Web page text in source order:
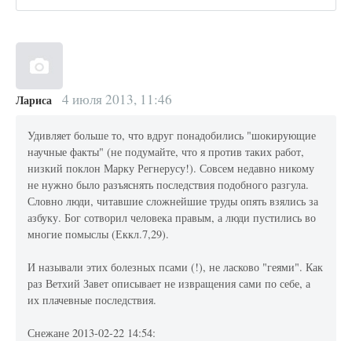
Лариса 4 июля 2013, 11:46
Удивляет больше то, что вдруг понадобились "шокирующие
научные факты" (не подумайте, что я против таких работ,
низкий поклон Марку Регнерусу!). Совсем недавно никому
не нужно было разъяснять последствия подобного разгула.
Словно люди, читавшие сложнейшие труды опять взялись за
азбуку. Бог сотворил человека правым, а люди пустились во
многие помыслы (Еккл.7,29).
И называли этих болезных псами (!), не ласково "геями". Как
раз Ветхий Завет описывает не извращения сами по себе, а
их плачевные последствия.
Снежане 2013-02-22 14:54: